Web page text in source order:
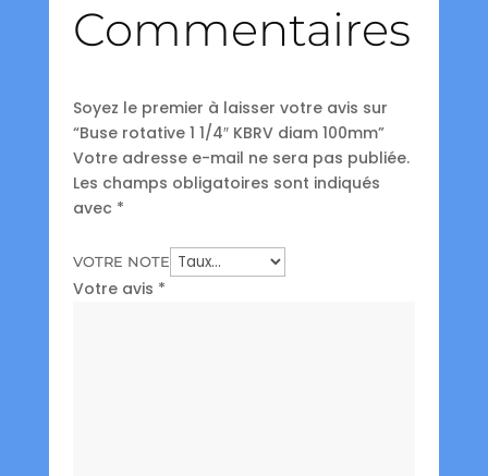
Commentaires
Soyez le premier à laisser votre avis sur
“Buse rotative 1 1/4″ KBRV diam 100mm”
Votre adresse e-mail ne sera pas publiée.
Les champs obligatoires sont indiqués
avec *
VOTRE NOTE
Votre avis *